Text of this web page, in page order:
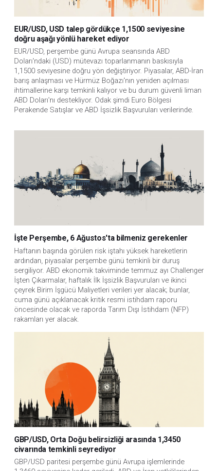
EUR/USD, USD talep gördükçe 1,1500 seviyesine
doğru aşağı yönlü hareket ediyor
EUR/USD, perşembe günü Avrupa seansında ABD
Doları'ndaki (USD) mütevazı toparlanmanın baskısıyla
1,1500 seviyesine doğru yön değiştiriyor. Piyasalar, ABD-İran
barış anlaşması ve Hürmüz Boğazı'nın yeniden açılması
ihtimallerine karşı temkinli kalıyor ve bu durum güvenli liman
ABD Doları'nı destekliyor. Odak şimdi Euro Bölgesi
Perakende Satışlar ve ABD İşsizlik Başvuruları verilerinde.
İşte Perşembe, 6 Ağustos'ta bilmeniz gerekenler
Haftanın başında görülen risk iştahı yüksek hareketlerin
ardından, piyasalar perşembe günü temkinli bir duruş
sergiliyor. ABD ekonomik takviminde temmuz ayı Challenger
İşten Çıkarmalar, haftalık İlk İşsizlik Başvuruları ve ikinci
çeyrek Birim İşgücü Maliyetleri verileri yer alacak; bunlar,
cuma günü açıklanacak kritik resmi istihdam raporu
öncesinde olacak ve raporda Tarım Dışı İstihdam (NFP)
rakamları yer alacak.
GBP/USD, Orta Doğu belirsizliği arasında 1,3450
civarında temkinli seyrediyor
GBP/USD paritesi perşembe günü Avrupa işlemlerinde